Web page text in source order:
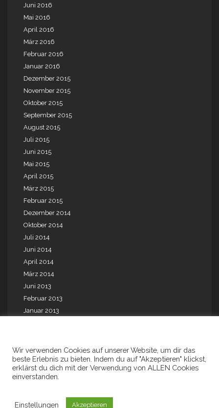
Juni 2016
Mai 2016
April 2016
März 2016
Februar 2016
Januar 2016
Dezember 2015
November 2015
Oktober 2015
September 2015
August 2015
Juli 2015
Juni 2015
Mai 2015
April 2015
März 2015
Februar 2015
Dezember 2014
Oktober 2014
Juli 2014
Juni 2014
April 2014
März 2014
Juni 2013
Februar 2013
Januar 2013
August 2009
Juli 2001
Wir verwenden Cookies auf unserer Website, um dir das
beste Erlebnis zu bieten. Indem du auf "Akzeptieren" klickst,
erklärst du dich mit der Verwendung von ALLEN Cookies
einverstanden.
Einstellungen Akzeptieren